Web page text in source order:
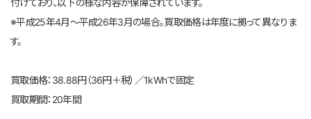
付けており、以下の様な内容が保障されています。
※平成25年4月～平成26年3月の場合。買取価格は年度に拠って異なりま
す。
買取価格：38.88円（36円＋税）／1kWhで固定
買取期間：20年間